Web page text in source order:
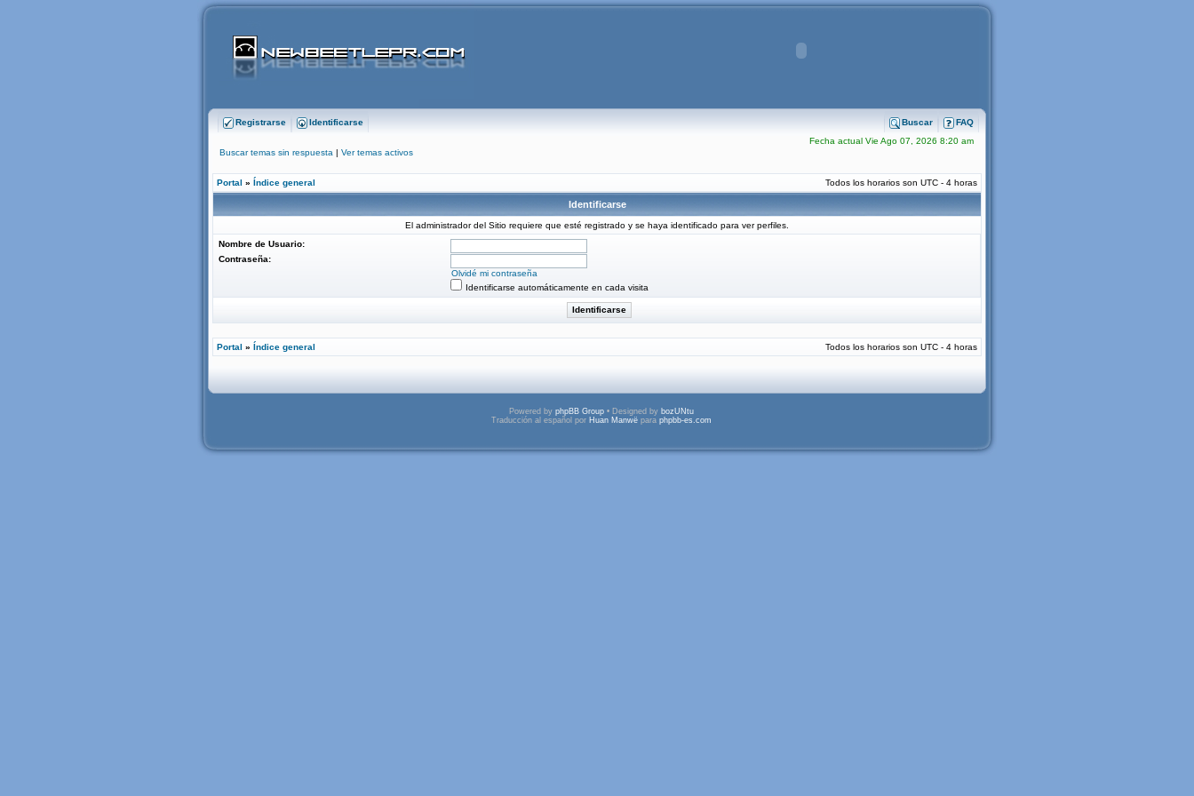
Registrarse Identificarse FAQ
Buscar
Fecha actual Vie Ago 07, 2026 8:20 am
Buscar temas sin respuesta | Ver temas activos
Portal » Índice general Todos los horarios son UTC - 4 horas
Identificarse
El administrador del Sitio requiere que esté registrado y se haya identificado para ver perfiles.
Nombre de Usuario:
Contraseña:
Olvidé mi contraseña
Identificarse automáticamente en cada visita
Portal » Índice general Todos los horarios son UTC - 4 horas
Powered by phpBB Group • Designed by bozUNtu
Traducción al español por Huan Manwë para phpbb-es.com